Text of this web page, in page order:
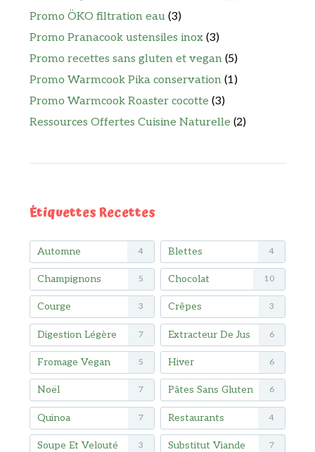
Promo ÖKO filtration eau (3)
Promo Pranacook ustensiles inox (3)
Promo recettes sans gluten et vegan (5)
Promo Warmcook Pika conservation (1)
Promo Warmcook Roaster cocotte (3)
Ressources Offertes Cuisine Naturelle (2)
Étiquettes Recettes
Automne 4 Blettes 4
Champignons 5 Chocolat 10
Courge 3 Crêpes 3
Digestion Légère 7 Extracteur De Jus 6
Fromage Vegan 5 Hiver 6
Noël 7 Pâtes Sans Gluten 6
Quinoa 7 Restaurants 4
Soupe Et Velouté 3 Substitut Viande 7